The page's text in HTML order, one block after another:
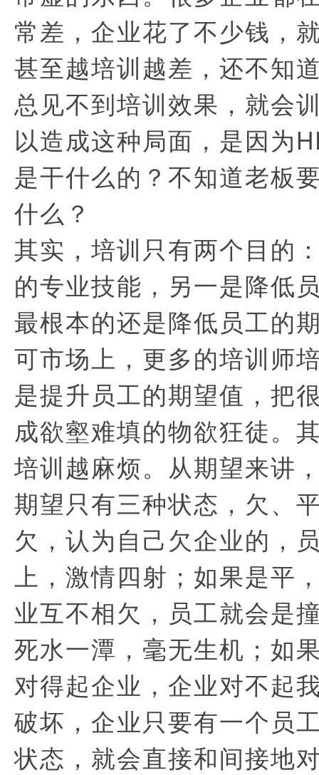
常差，企业花了不少钱，
甚至越培训越差，还不知
总见不到培训效果，就会
以造成这种局面，是因为
是干什么的？不知道老板
什么？
其实，培训只有两个目的
的专业技能，另一是降低
最根本的还是降低员工的
可市场上，更多的培训师
是提升员工的期望值，把
成欲壑难填的物欲狂徒。
培训越麻烦。从期望来讲
期望只有三种状态，欠、
欠，认为自己欠企业的，
上，激情四射；如果是平
业互不相欠，员工就会是
死水一潭，毫无生机；如
对得起企业，企业对不起
破坏，企业只要有一个员
状态，就会直接和间接地